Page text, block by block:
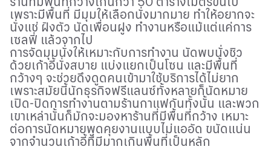
เพราะมีพื้นที่ มีมุมให้เลือกนั่งมากมาย ทำให้อยากจะ
นั่งแช่ ฝังตัว นัดเพื่อนฝูง ทำงานหรือแม้แต่แค่การ
เซลฟี่ แล้วจากไป
การจัดมุมนั่งให้เหมาะกับการทำงาน นัดพบนั่งชิว
ด้วยเก้าอี้นั่งสบาย แบ่งแยกเป็นโซน และมีพื้นที่
กว้างๆ จะช่วยดึงดูดคนเข้ามาใช้บริการได้ไม่ยาก
เพราะสมัยนี้นักธุรกิจฟรีแลนซ์ทั้งหลายก็นัดหมาย
เปิด-ปิดการทำงานตามร้านกาแฟกันทั้งนั้น และพวก
เขาเหล่านั้นก็มักจะมองหาร้านที่มีพื้นที่กว้าง เหมาะ
ต่อการนัดหมายพูดคุยงานแบบไม่แออัด ขนัดแน่น
จากจำนวนเก้าอี้ที่มีมากเกินพื้นที่เป็นหลัก